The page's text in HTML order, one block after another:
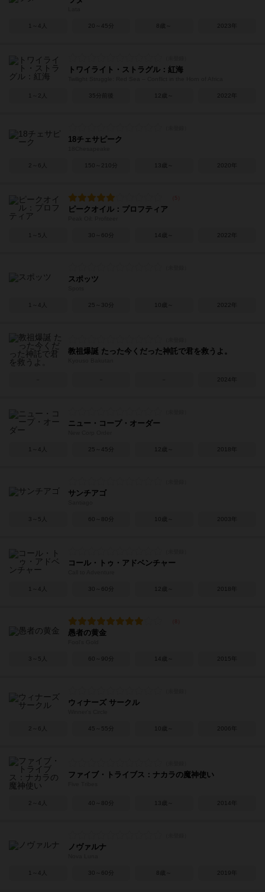
1～4人 20～45分 8歳～ 2023年
トワイライト・ストラグル：紅海
1～2人 35分前後 12歳～ 2022年
18チェサピーク
2～6人 150～210分 13歳～ 2020年
ピークオイル：プロフティア
1～5人 30～60分 14歳～ 2022年
スポッツ
1～4人 25～30分 10歳～ 2022年
教祖爆誕 たった今くだった神託で君を救うよ。
2024年
ニュー・コープ・オーダー
1～4人 25～45分 12歳～ 2018年
サンチアゴ
3～5人 60～80分 10歳～ 2003年
コール・トゥ・アドベンチャー
1～4人 30～60分 12歳～ 2018年
愚者の黄金
3～5人 60～90分 14歳～ 2015年
ウィナーズ サークル
2～6人 45～55分 10歳～ 2006年
ファイブ・トライブス：ナカラの魔神使い
2～4人 40～80分 13歳～ 2014年
ノヴァルナ
1～4人 30～60分 8歳～ 2019年